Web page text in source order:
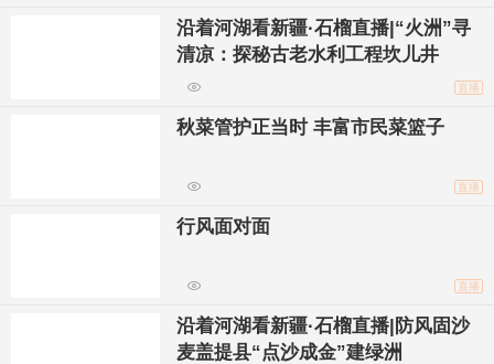
沿着河湖看新疆·石榴直播|“火洲”寻
清凉：探秘古老水利工程坎儿井
直播
秋菜管护正当时 丰富市民菜篮子
直播
行风面对面
直播
沿着河湖看新疆·石榴直播|防风固沙
麦盖提县“点沙成金”建绿洲